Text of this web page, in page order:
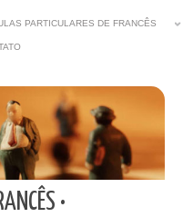
PARTICULARES DE FRANCÊS
•